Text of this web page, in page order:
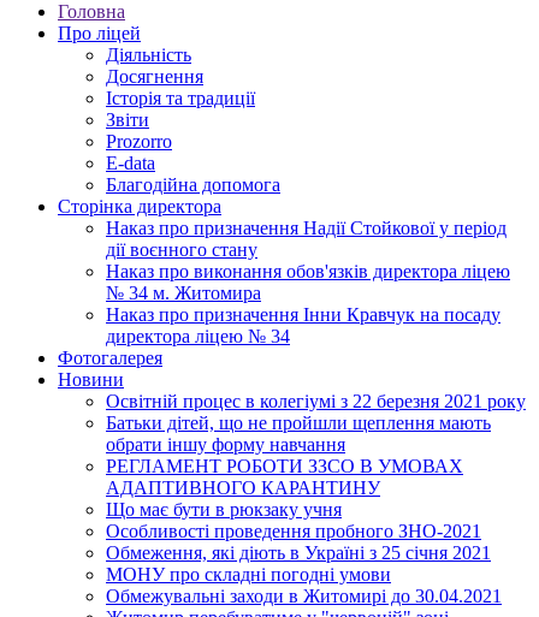
Головна
Про ліцей
Діяльність
Досягнення
Історія та традиції
Звіти
Prozorro
E-data
Благодійна допомога
Сторінка директора
Наказ про призначення Надії Стойкової у період
дії воєнного стану
Наказ про виконання обов'язків директора ліцею
№ 34 м. Житомира
Наказ про призначення Інни Кравчук на посаду
директора ліцею № 34
Фотогалерея
Новини
Освітній процес в колегіумі з 22 березня 2021 року
Батьки дітей, що не пройшли щеплення мають
обрати іншу форму навчання
РЕГЛАМЕНТ РОБОТИ ЗЗСО В УМОВАХ
АДАПТИВНОГО КАРАНТИНУ
Що має бути в рюкзаку учня
Особливості проведення пробного ЗНО-2021
Обмеження, які діють в Україні з 25 січня 2021
МОНУ про складні погодні умови
Обмежувальні заходи в Житомирі до 30.04.2021